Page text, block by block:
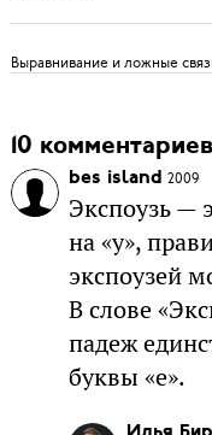
Выравнивание и ложные
10 комментариев
bes island 2009
Экспоузь —
на «у»,
экспоузей
В слове
падеж
буквы «е».